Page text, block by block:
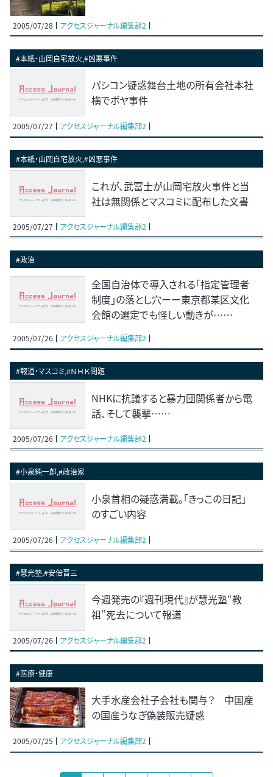
2005/07/28 アクセスジャーナル編集部2
#本紙・山岡自宅放火,#凶悪事件
パシコン疑惑舞台土地の所有会社本社
横でボヤ事件
2005/07/27 アクセスジャーナル編集部2
#本紙・山岡自宅放火,#凶悪事件
これが、武富士が山岡宅放火事件と当
社は無関係とマスコミに配布した文書
2005/07/27 アクセスジャーナル編集部2
#政治
全国自治体で導入される「指定管理者
制度」の落とし穴ーー東京都某区文化
会館の選定でも怪しい動きが……
2005/07/26 アクセスジャーナル編集部2
#報道・マスコミ,#ＮＨＫ問題
NHKに抗議すると暴力団関係者から電
話、そして襲撃……
2005/07/26 アクセスジャーナル編集部2
#小泉純一郎,#政治家
小泉首相の疑惑満載。「きっこの日記」
のすごい内容
2005/07/26 アクセスジャーナル編集部2
#慧光塾,#安倍晋三
今週発売の『週刊現代』が慧光塾“教
祖”死去について報道
2005/07/26 アクセスジャーナル編集部2
#医療・健康
大手水産会社子会社も関与？ 中国産
の国産うなぎ偽装販売疑惑
2005/07/25 アクセスジャーナル編集部2